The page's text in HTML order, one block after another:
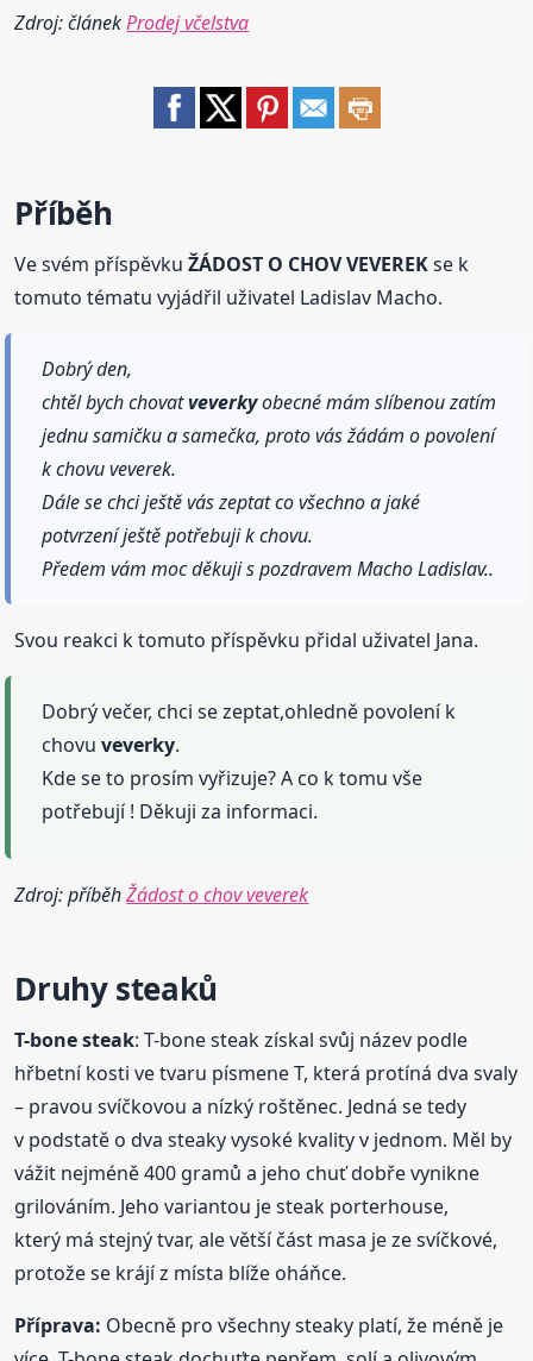
Zdroj: článekProdej včelstva
Příběh
Ve svém příspěvkuŽÁDOST O CHOV VEVEREKse k
tomuto tématu vyjádřil uživatel Ladislav Macho.
Dobrý den,
chtěl bych chovatveverkyobecné mám slíbenou zatím
jednu samičku a samečka, proto vás žádám o povolení
k chovu veverek.
Dále se chci ještě vás zeptat co všechno a jaké
potvrzení ještě potřebuji k chovu.
Předem vám moc děkuji s pozdravem Macho Ladislav..
Svou reakci k tomuto příspěvku přidal uživatel Jana.
Dobrý večer, chci se zeptat,ohledně povolení k
chovuveverky.
Kde se to prosím vyřizuje? A co k tomu vše
potřebují ! Děkuji za informaci.
Zdroj: příběhŽádost o chov veverek
Druhy steaků
T-bone steak: T-bone steak získal svůj název podle
hřbetní kosti ve tvaru písmene T, která protíná dva svaly
– pravou svíčkovou a nízký roštěnec. Jedná se tedy
v podstatě o dva steaky vysoké kvality v jednom. Měl by
vážit nejméně 400 gramů a jeho chuť dobře vynikne
grilováním. Jeho variantou je steak porterhouse,
který má stejný tvar, ale větší část masa je ze svíčkové,
protože se krájí z místa blíže oháňce.
Příprava: Obecně pro všechny steaky platí, že méně je